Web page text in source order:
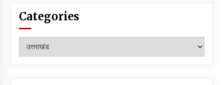
Categories
Categories